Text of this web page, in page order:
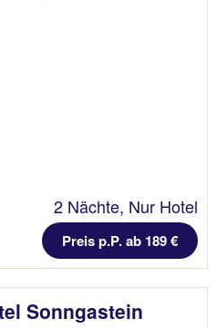
2 Nächte, Nur Hotel
Preis p.P. ab 189 €
Sonngastein